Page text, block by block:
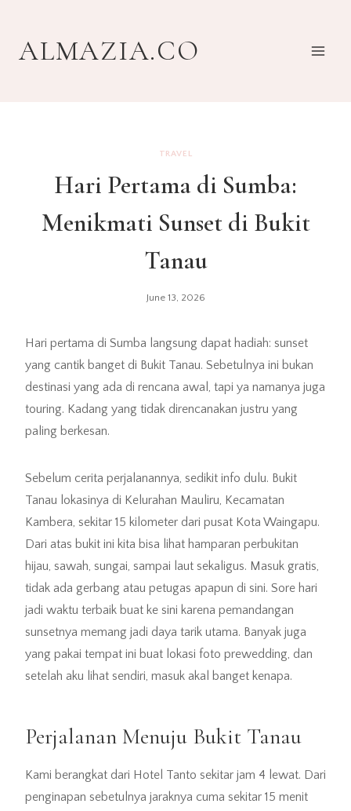
contentALMAZIA.CO
TRAVEL
Hari Pertama di Sumba:
Menikmati Sunset di Bukit
Tanau
June 13, 2026
Hari pertama di Sumba langsung dapat hadiah: sunset
yang cantik banget di Bukit Tanau. Sebetulnya ini bukan
destinasi yang ada di rencana awal, tapi ya namanya juga
touring. Kadang yang tidak direncanakan justru yang
paling berkesan.
Sebelum cerita perjalanannya, sedikit info dulu. Bukit
Tanau lokasinya di Kelurahan Mauliru, Kecamatan
Kambera, sekitar 15 kilometer dari pusat Kota Waingapu.
Dari atas bukit ini kita bisa lihat hamparan perbukitan
hijau, sawah, sungai, sampai laut sekaligus. Masuk gratis,
tidak ada gerbang atau petugas apapun di sini. Sore hari
jadi waktu terbaik buat ke sini karena pemandangan
sunsetnya memang jadi daya tarik utama. Banyak juga
yang pakai tempat ini buat lokasi foto prewedding, dan
setelah aku lihat sendiri, masuk akal banget kenapa.
Perjalanan Menuju Bukit Tanau
Kami berangkat dari Hotel Tanto sekitar jam 4 lewat. Dari
penginapan sebetulnya jaraknya cuma sekitar 15 menit